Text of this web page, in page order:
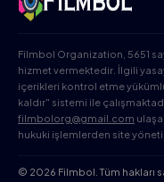
Filmbol Organization, 5651
hizmet vermektedir. İlgili
içerikleri kontrol etme
kaldır" sistemi ile
filmbolorg@gmail.com
hukuki işlemlerden site
© 2026 Filmbol. Tüm hakları